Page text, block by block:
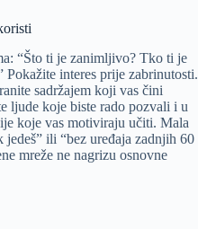
“Što ti je zanimljivo? Tko ti je
Pokažite interes prije zabrinutosti.
sadržajem koji vas čini
ljude koje biste rado pozvali i u
koje vas motiviraju učiti. Mala
ili “bez uređaja zadnjih 60
mreže ne nagrizu osnovne